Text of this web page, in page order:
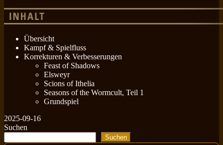
Übersicht
Kampf & Spielfluss
Korrekturen & Verbesserungen
Feast of Shadows
Elsweyr
Scions of Ithelia
Seasons of the Wormcult, Teil 1
Grundspiel
2025-09-16
Suchen
Suchen